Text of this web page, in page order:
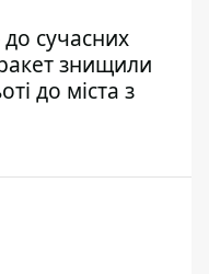
до сучасних
знищили
до міста з